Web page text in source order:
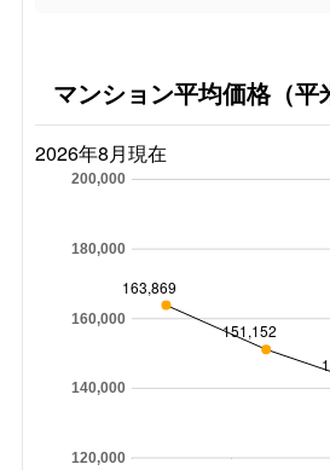
マンション平均価格（平
2026年8月現在
120,000
140,000
160,000
180,000
200,000
163,869
151,152